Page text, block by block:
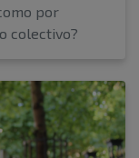
por
colectivo?